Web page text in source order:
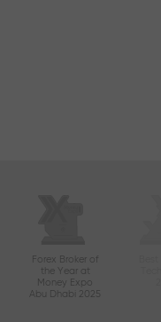
Forex Broker of
the Year at
Money Expo
Abu Dhabi 2025